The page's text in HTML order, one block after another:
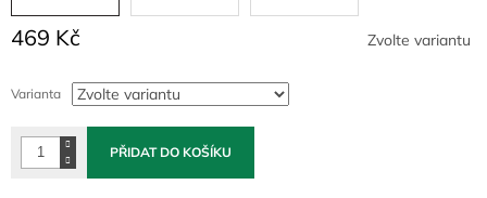
469 Kč
cena:
Zvolte variantu
Varianta
PŘIDAT DO KOŠÍKU